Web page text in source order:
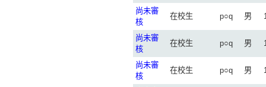
尚未審
核
在校生 p○q 男
尚未審
核
在校生 p○q 男
尚未審
核
在校生 p○q 男